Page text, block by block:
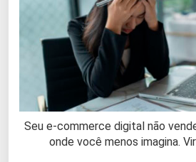
Seu e-commerce digital não
onde você menos imagina.